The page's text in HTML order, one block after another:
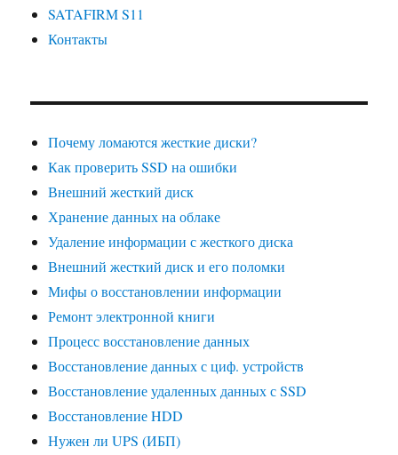
SATAFIRM S11
Контакты
Почему ломаются жесткие диски?
Как проверить SSD на ошибки
Внешний жесткий диск
Хранение данных на облаке
Удаление информации с жесткого диска
Внешний жесткий диск и его поломки
Мифы о восстановлении информации
Ремонт электронной книги
Процесс восстановление данных
Восстановление данных с циф. устройств
Восстановление удаленных данных с SSD
Восстановление HDD
Нужен ли UPS (ИБП)